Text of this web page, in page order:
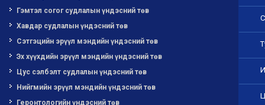
Гэмтэл согог судлалын үндэсний төв
Хавдар судлалын үндэсний төв
Сэтгэцийн эрүүл мэндийн үндэсний төв
Эх хүүхдийн эрүүл мэндийн үндэсний төв
Цус сэлбэлт судлалын үндэсний төв
Нийгмийн эрүүл мэндийн үндэсний төв
Геронтологийн үндэсний төв